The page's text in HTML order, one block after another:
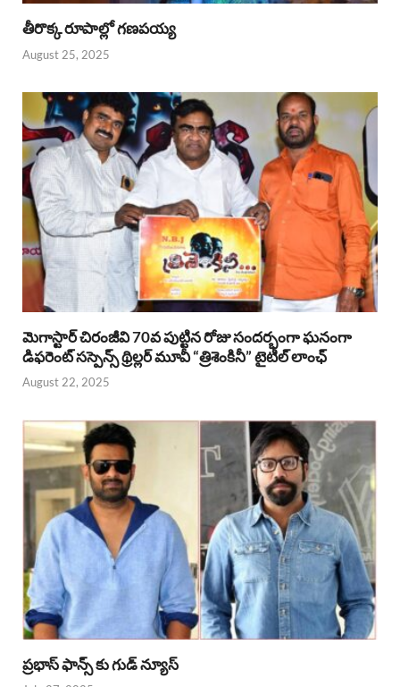
తీరొక్క రూపాల్లో గణపయ్య
August 25, 2025
మెగాస్టార్ చిరంజీవి 70వ పుట్టిన రోజు సందర్భంగా ఘనంగా
డిఫరెంట్ సస్పెన్స్ థ్రిల్లర్ మూవీ “త్రిశెంకినీ” టైటిల్ లాంఛ్
August 22, 2025
ప్రభాస్ ఫాన్స్ కు గుడ్ న్యూస్